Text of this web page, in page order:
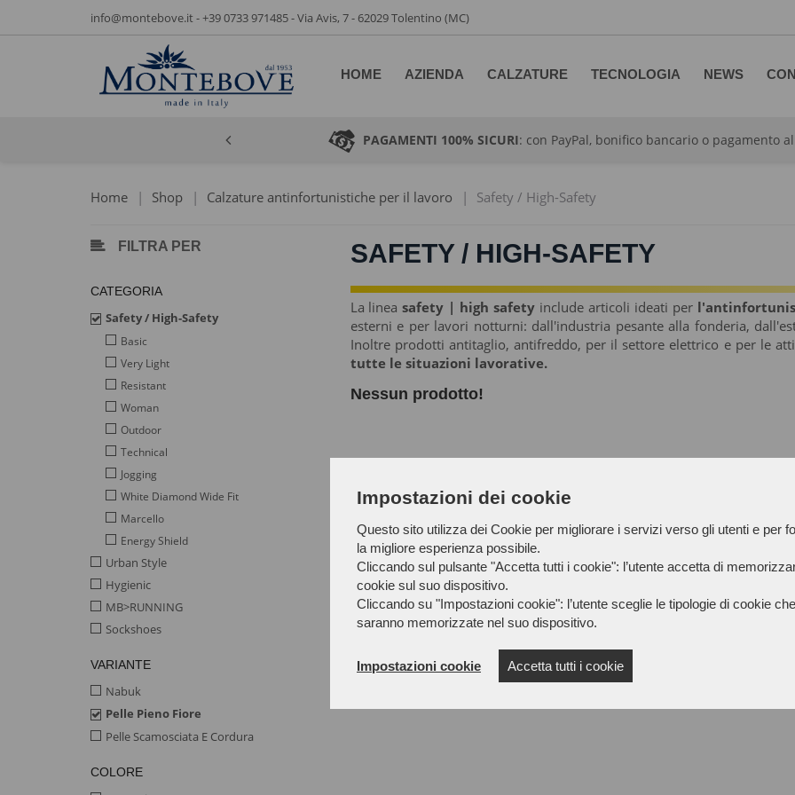
Impostazioni dei cookie
Questo sito utilizza dei Cookie per migliorare i servizi verso gli utenti e per
la migliore esperienza possibile.
Cliccando sul pulsante "Accetta tutti i cookie": l’utente accetta di
cookie sul suo dispositivo.
Cliccando su "Impostazioni cookie": l’utente sceglie le tipologie di cookie che
saranno memorizzate nel suo dispositivo.
Impostazioni cookie Accetta tutti i cookie
info@montebove.it-+39 0733 971485- Via Avis, 7 - 62029 Tolentino (MC)
HOME AZIENDA CALZATURE TECNOLOGIA NEWS
PAGAMENTI 100% SICURI: con PayPal, bonifico bancario o pagamento
Home | Shop | Calzature antinfortunistiche per il lavoro | Safety / High-Safety
FILTRA PER
CATEGORIA
Safety / High-Safety
Basic
Very Light
Resistant
Woman
Outdoor
Technical
Jogging
White Diamond Wide Fit
Marcello
Energy Shield
Urban Style
Hygienic
MB>RUNNING
Sockshoes
VARIANTE
Nabuk
Pelle Pieno Fiore
Pelle Scamosciata E Cordura
COLORE
SAFETY / HIGH-SAFETY
La lineasafety | high safety include articoli ideati per
esterni e per lavori notturni: dall'industria pesante alla fonderia,
Inoltre prodotti antitaglio, antifreddo, per il settore elettrico e per le
tutte le situazioni lavorative.
Nessun prodotto!